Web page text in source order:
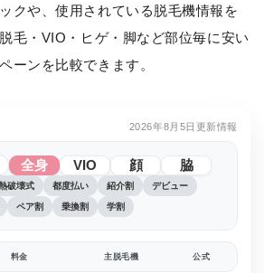
クや、使用されている脱毛機情報を
毛・VIO・ヒゲ・脚など部位毎に安い
ーンを比較できます。
2026年8月5日更新情報
全身 VIO 顔 脇
破壊式 都度払い 紹介割 デビュー
ペア割 乗換割 学割
料金 主脱毛機 公式